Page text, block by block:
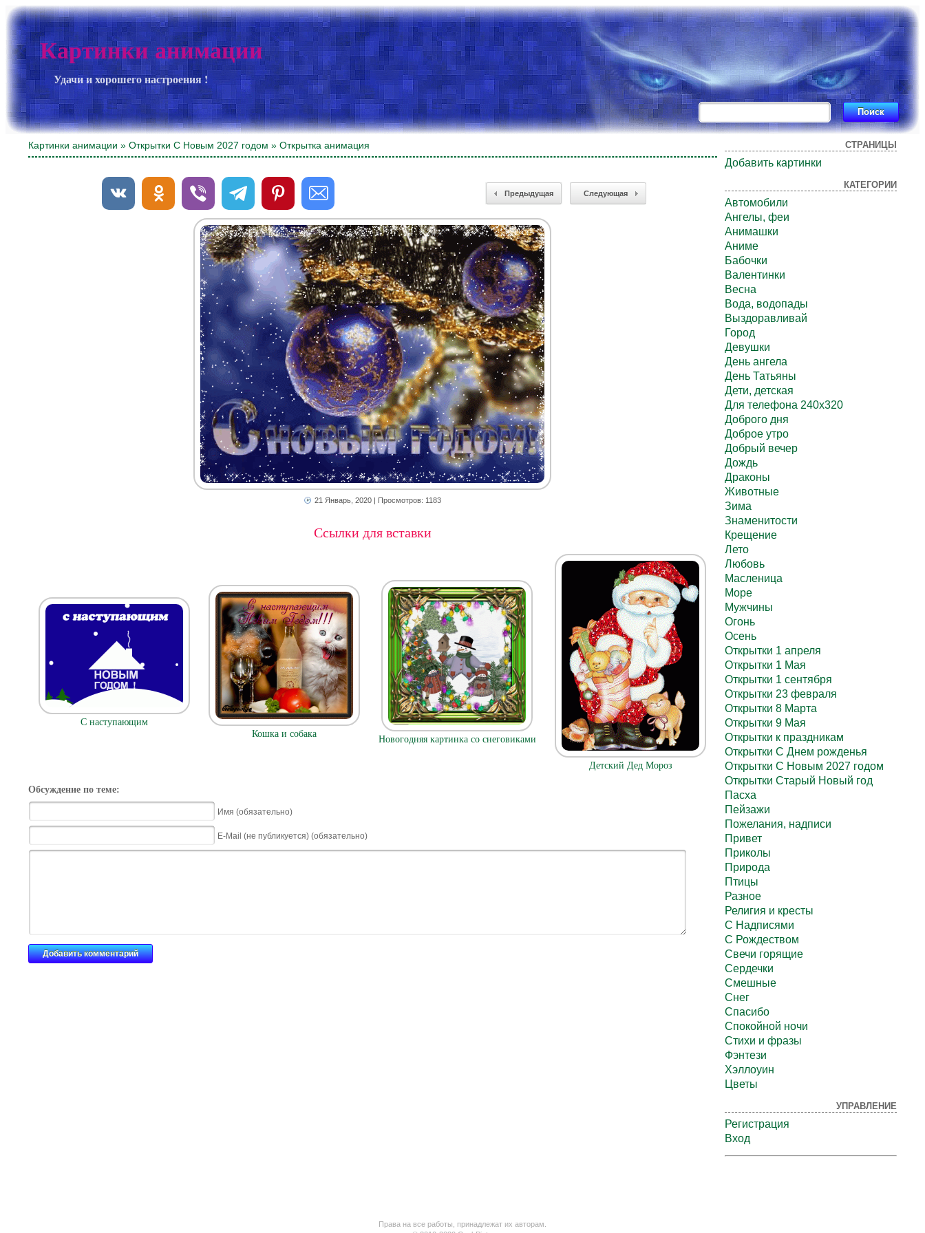
Картинки анимации
Удачи и хорошего настроения !
Картинки анимации »Открытки С Новым 2027 годом » Открытка анимация
Предыдущая Следующая
21 Январь, 2020| Просмотров: 1183
Ссылки для вставки
С наступающим
Кошка и собака
Новогодняя картинка со снеговиками
Детский Дед Мороз
Обсуждение по теме:
Имя (обязательно)
E-Mail (не публикуется) (обязательно)
СТРАНИЦЫ
Добавить картинки
КАТЕГОРИИ
Автомобили
Ангелы, феи
Анимашки
Аниме
Бабочки
Валентинки
Весна
Вода, водопады
Выздоравливай
Город
Девушки
День ангела
День Татьяны
Дети, детская
Для телефона 240х320
Доброго дня
Доброе утро
Добрый вечер
Дождь
Драконы
Животные
Зима
Знаменитости
Крещение
Лето
Любовь
Масленица
Море
Мужчины
Огонь
Осень
Открытки 1 апреля
Открытки 1 Мая
Открытки 1 сентября
Открытки 23 февраля
Открытки 8 Марта
Открытки 9 Мая
Открытки к праздникам
Открытки С Днем рожденья
Открытки С Новым 2027 годом
Открытки Старый Новый год
Пасха
Пейзажи
Пожелания, надписи
Привет
Приколы
Природа
Птицы
Разное
Религия и кресты
С Надписями
С Рождеством
Свечи горящие
Сердечки
Смешные
Снег
Спасибо
Спокойной ночи
Стихи и фразы
Фэнтези
Хэллоуин
Цветы
УПРАВЛЕНИЕ
Регистрация
Вход
Права на все работы, принадлежат их авторам.